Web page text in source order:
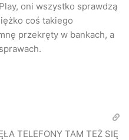
oni wszystko sprawdzą
coś takiego
przekręty w bankach, a
TELEFONY TAM TEŻ SIĘ